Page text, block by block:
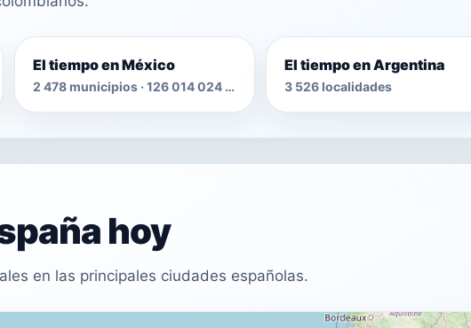
El tiempo en México
2 478 municipios · 126 014 024 habitantes
El tiempo en Argentina
3 526 localidades
hoy
en las principales ciudades españolas.